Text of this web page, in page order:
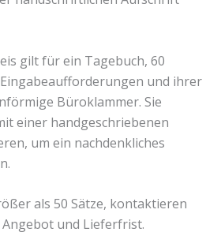
gilt für ein Tagebuch, 60
und ihrer
Büroklammer. Sie
einer handgeschriebenen
um ein nachdenkliches
als 50 Sätze, kontaktieren
und Lieferfrist.